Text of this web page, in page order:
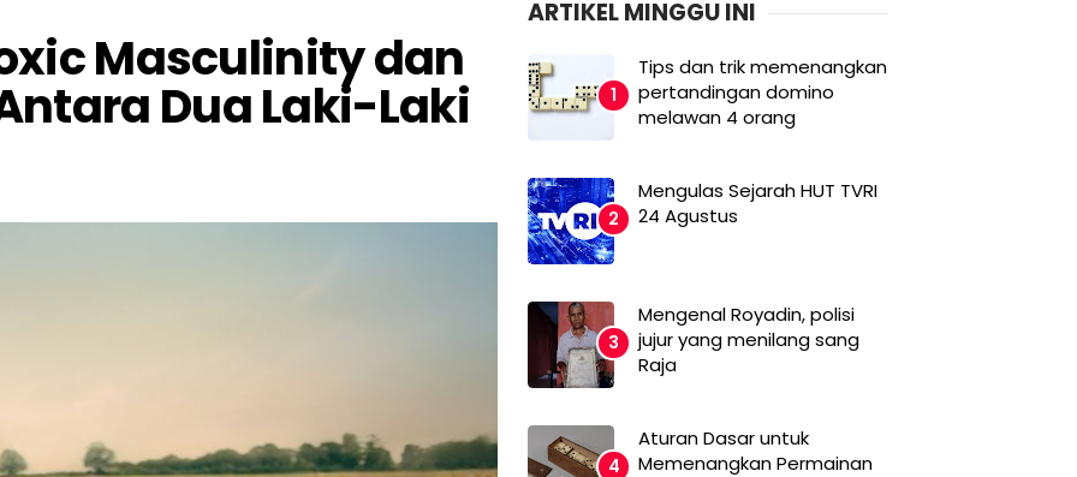
Masculinity dan
Dua Laki-Laki
ARTIKEL MINGGU INI
Tips dan trik memenangkan
pertandingan domino
melawan 4 orang
Mengulas Sejarah HUT TVRI
24 Agustus
Mengenal Royadin, polisi
jujur yang menilang sang
Raja
Aturan Dasar untuk
Memenangkan Permainan